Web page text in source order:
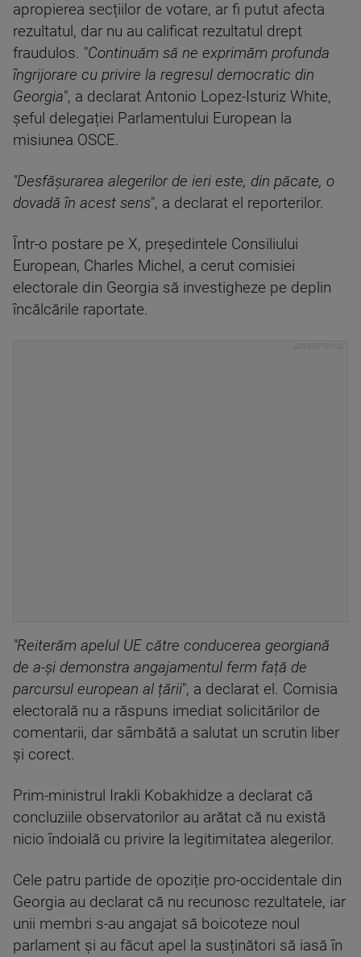
apropierea secțiilor de votare, ar fi putut afecta
rezultatul, dar nu au calificat rezultatul drept
fraudulos. "Continuăm să ne exprimăm profunda
îngrijorare cu privire la regresul democratic din
Georgia", a declarat Antonio Lopez-Isturiz White,
șeful delegației Parlamentului European la
misiunea OSCE.
"Desfășurarea alegerilor de ieri este, din păcate, o
dovadă în acest sens", a declarat el reporterilor.
Într-o postare pe X, președintele Consiliului
European, Charles Michel, a cerut comisiei
electorale din Georgia să investigheze pe deplin
încălcările raportate.
"Reiterăm apelul UE către conducerea georgiană
de a-și demonstra angajamentul ferm față de
parcursul european al țării", a declarat el. Comisia
electorală nu a răspuns imediat solicitărilor de
comentarii, dar sâmbătă a salutat un scrutin liber
și corect.
Prim-ministrul Irakli Kobakhidze a declarat că
concluziile observatorilor au arătat că nu există
nicio îndoială cu privire la legitimitatea alegerilor.
Cele patru partide de opoziție pro-occidentale din
Georgia au declarat că nu recunosc rezultatele, iar
unii membri s-au angajat să boicoteze noul
parlament și au făcut apel la susținători să iasă în